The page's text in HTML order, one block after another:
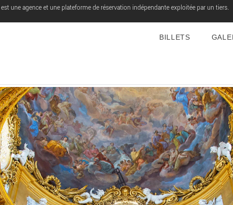
une agence et une plateforme de réservation indépendante exploitée par un tiers.
BILLETS